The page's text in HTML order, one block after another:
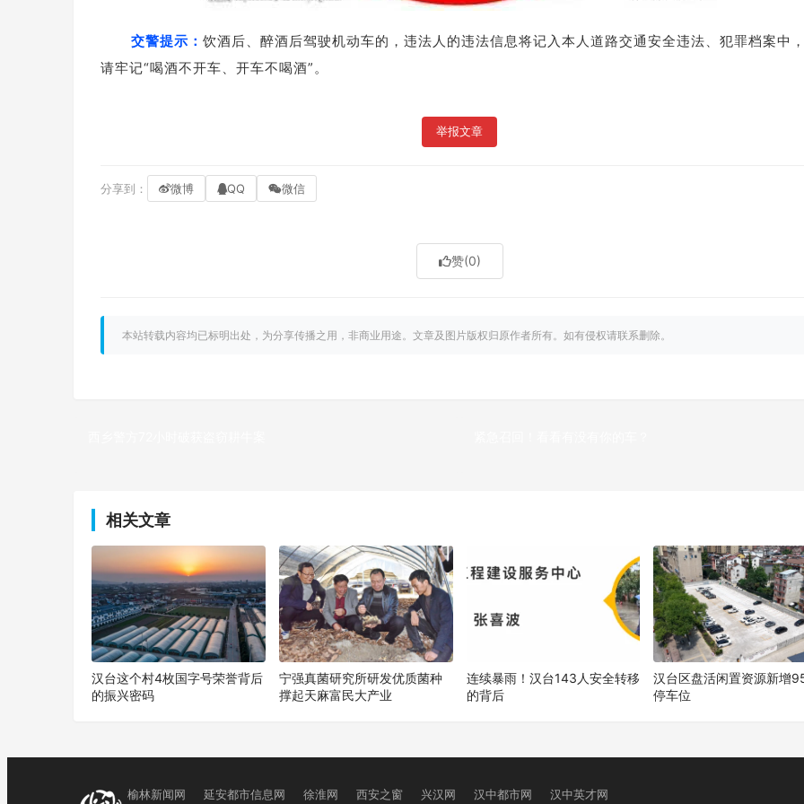
交警提示： 饮酒后、醉酒后驾驶机动车的，违法人的违法信息将记入本人道路交通安全违法、犯罪档案中
请牢记“喝酒不开车、开车不喝酒”。
举报文章
分享到： 微博 QQ 微信
赞(0)
本站转载内容均已标明出处，为分享传播之用，非商业用途。文章及图片版权归原作者所有。如有侵权请联系删除。
相关文章
汉台这个村4枚国字号荣誉背后
的振兴密码
宁强真菌研究所研发优质菌种
撑起天麻富民大产业
连续暴雨！汉台143人安全转移
的背后
汉台区盘活闲置资源新增
停车位
榆林新闻网 延安都市信息网 徐淮网 西安之窗 兴汉网 汉中都市网 汉中英才网